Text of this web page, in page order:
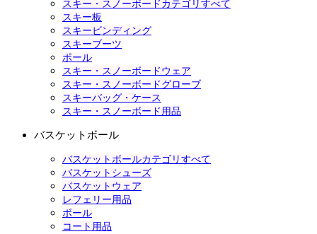
スキー・スノーボードカテゴリすべて
スキー板
スキービンディング
スキーブーツ
ポール
スキー・スノーボードウェア
スキー・スノーボードグローブ
スキーバッグ・ケース
スキー・スノーボード用品
バスケットボール
バスケットボールカテゴリすべて
バスケットシューズ
バスケットウェア
レフェリー用品
ボール
コート用品